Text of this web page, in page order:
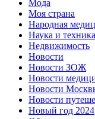
Мода
Моя страна
Народная
Наука и техника
Недвижимость
Новости
Новости ЗОЖ
Новости
Новости
Новости
Новый год 2024